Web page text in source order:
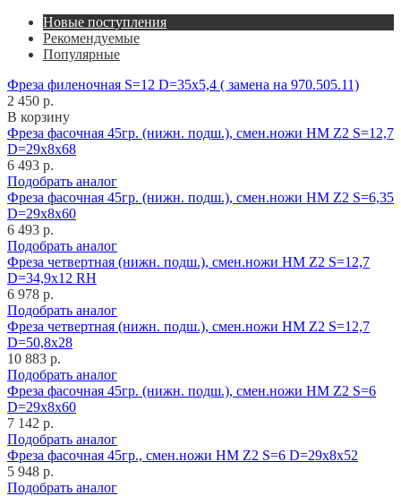
Новые поступления
Рекомендуемые
Популярные
Фреза филеночная S=12 D=35x5,4 ( замена на 970.505.11)
2 450 р.
В корзину
Фреза фасочная 45гр. (нижн. подш.), смен.ножи HM Z2 S=12,7
D=29x8x68
6 493 р.
Подобрать аналог
Фреза фасочная 45гр. (нижн. подш.), смен.ножи HM Z2 S=6,35
D=29x8x60
6 493 р.
Подобрать аналог
Фреза четвертная (нижн. подш.), смен.ножи HM Z2 S=12,7
D=34,9x12 RH
6 978 р.
Подобрать аналог
Фреза четвертная (нижн. подш.), смен.ножи HM Z2 S=12,7
D=50,8x28
10 883 р.
Подобрать аналог
Фреза фасочная 45гр. (нижн. подш.), смен.ножи HM Z2 S=6
D=29x8x60
7 142 р.
Подобрать аналог
Фреза фасочная 45гр., смен.ножи HM Z2 S=6 D=29x8x52
5 948 р.
Подобрать аналог